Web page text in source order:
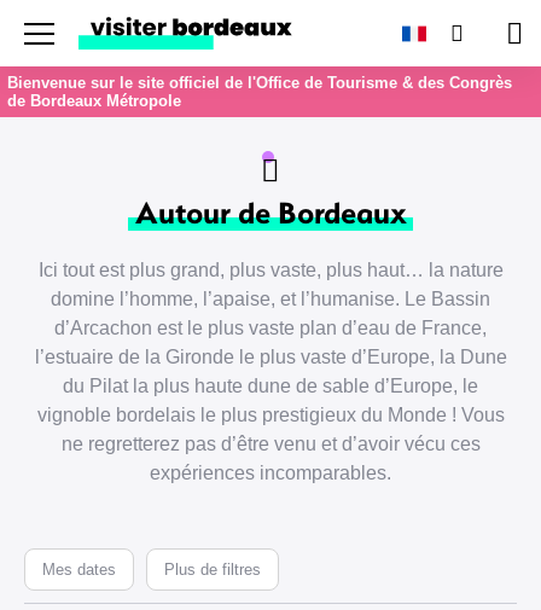
Menu
Bienvenue sur le site officiel de l'Office de Tourisme & des Congrès
de Bordeaux Métropole
Autour de Bordeaux
Ici tout est plus grand, plus vaste, plus haut… la nature
domine l’homme, l’apaise, et l’humanise. Le Bassin
d’Arcachon est le plus vaste plan d’eau de France,
l’estuaire de la Gironde le plus vaste d’Europe, la Dune
du Pilat la plus haute dune de sable d’Europe, le
vignoble bordelais le plus prestigieux du Monde ! Vous
ne regretterez pas d’être venu et d’avoir vécu ces
expériences incomparables.
Mes dates Plus de filtres